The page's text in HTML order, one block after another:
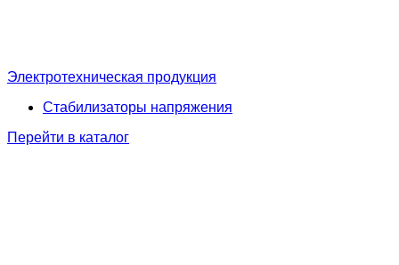
Электротехническая продукция
Стабилизаторы напряжения
Перейти в каталог